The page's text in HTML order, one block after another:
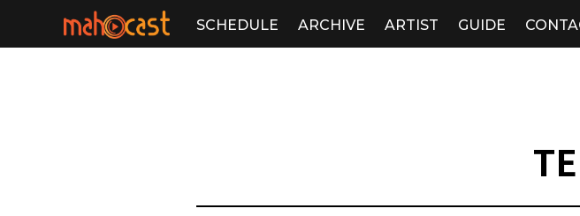
SCHEDULE ARCHIVE ARTIST GUIDE